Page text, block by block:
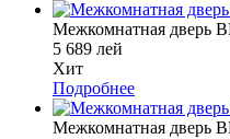
Межкомнатная дверь
5 689 лей
Хит
Подробнее
Межкомнатная дверь